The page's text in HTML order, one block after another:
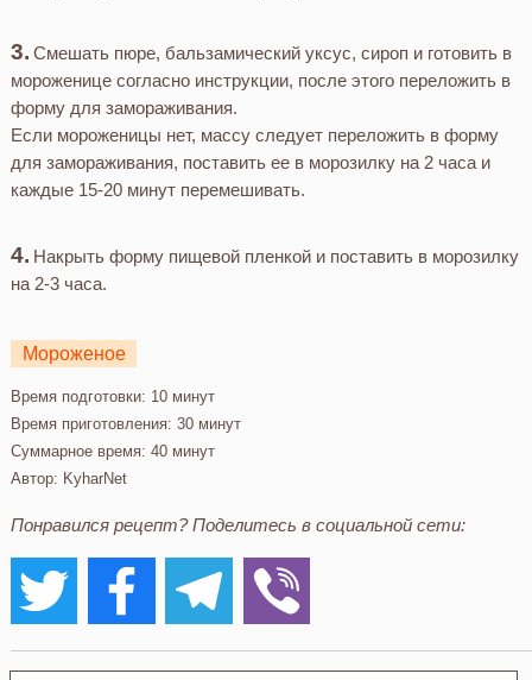
Смешать пюре, бальзамический уксус, сироп и готовить в
мороженице согласно инструкции, после этого переложить в
форму для замораживания.
Если мороженицы нет, массу следует переложить в форму
для замораживания, поставить ее в морозилку на 2 часа и
каждые 15-20 минут перемешивать.
Накрыть форму пищевой пленкой и поставить в морозилку
на 2-3 часа.
Мороженое
Время подготовки: 10 минут
Время приготовления: 30 минут
Суммарное время: 40 минут
Автор: KyharNet
Понравился рецепт? Поделитесь в социальной сети: